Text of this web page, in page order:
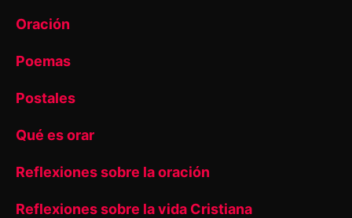
Oración
Poemas
Postales
Qué es orar
Reflexiones sobre la oración
Reflexiones sobre la vida Cristiana